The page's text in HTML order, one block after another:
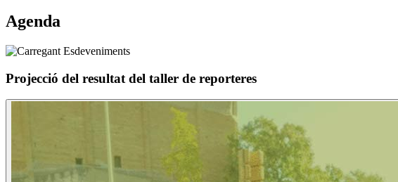
Agenda
Projecció del resultat del taller de reporteres